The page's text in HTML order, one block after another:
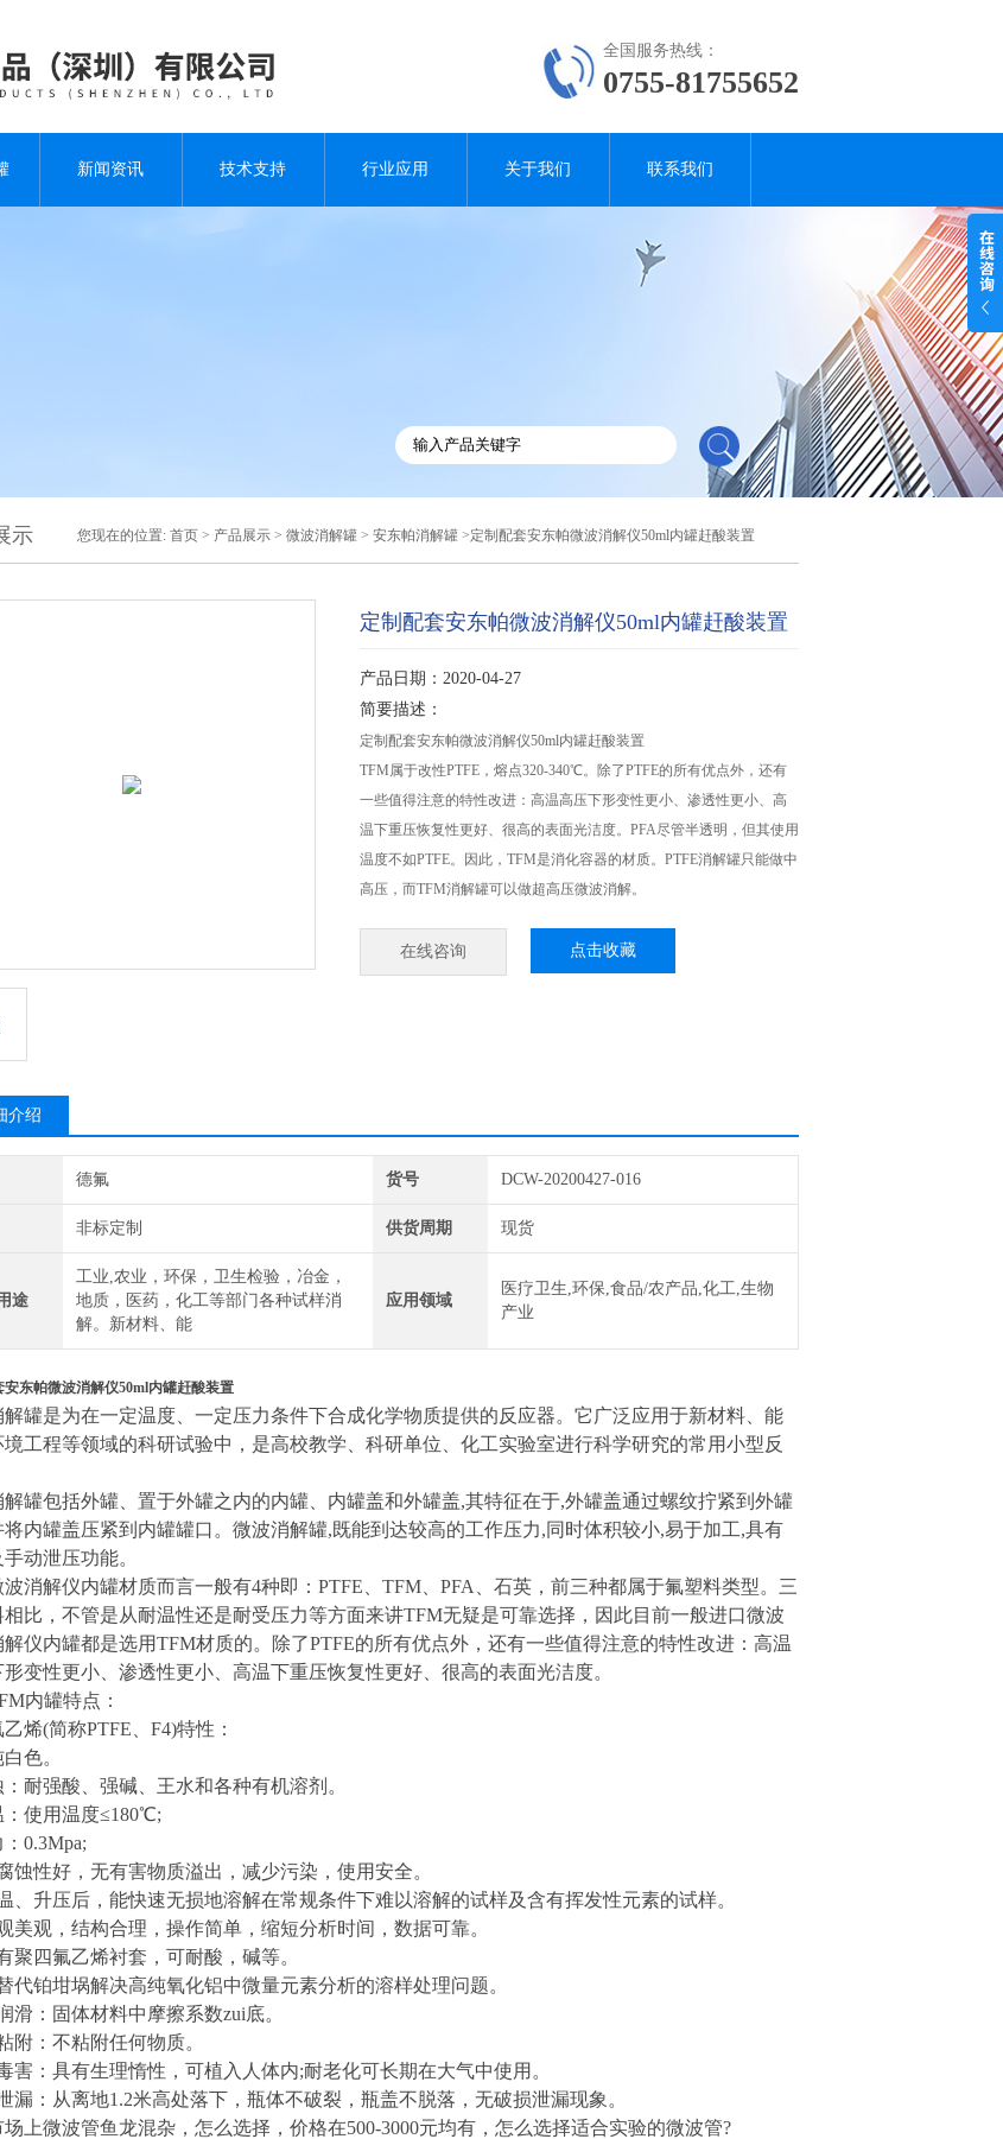
全国服务热线：
0755-81755652
新闻资讯 技术支持 行业应用 关于我们 联系我们
示 您现在的位置: 首页 > 产品展示 > 微波消解罐 > 安东帕消解罐 >定制配套安东帕微波消解仪50ml内罐赶酸装置
定制配套安东帕微波消解仪50ml内罐赶酸装置
产品日期：2020-04-27
简要描述：
定制配套安东帕微波消解仪50ml内罐赶酸装置
TFM属于改性PTFE，熔点320-340℃。除了PTFE的所有优点外，还有
一些值得注意的特性改进：高温高压下形变性更小、渗透性更小、高
温下重压恢复性更好、很高的表面光洁度。PFA尽管半透明，但其使用
温度不如PTFE。因此，TFM是消化容器的材质。PTFE消解罐只能做中
高压，而TFM消解罐可以做超高压微波消解。
在线咨询 点击收藏
介绍
德氟 货号 DCW-20200427-016
非标定制 供货周期 现货
途
工业,农业，环保，卫生检验，冶金，
地质，医药，化工等部门各种试样消
解。新材料、能
应用领域
医疗卫生,环保,食品/农产品,化工,生物
产业
安东帕微波消解仪50ml内罐赶酸装置
解罐是为在一定温度、一定压力条件下合成化学物质提供的反应器。它广泛应用于新材料、能
境工程等领域的科研试验中，是高校教学、科研单位、化工实验室进行科学研究的常用小型反
解罐包括外罐、置于外罐之内的内罐、内罐盖和外罐盖,其特征在于,外罐盖通过螺纹拧紧到外罐
将内罐盖压紧到内罐罐口。微波消解罐,既能到达较高的工作压力,同时体积较小,易于加工,具有
动泄压功能。
波消解仪内罐材质而言一般有4种即：PTFE、TFM、PFA、石英，前三种都属于氟塑料类型。三
相比，不管是从耐温性还是耐受压力等方面来讲TFM无疑是可靠选择，因此目前一般进口微波
解仪内罐都是选用TFM材质的。除了PTFE的所有优点外，还有一些值得注意的特性改进：高温
变性更小、渗透性更小、高温下重压恢复性更好、很高的表面光洁度。
内罐特点：
烯(简称PTFE、F4)特性：
色。
耐强酸、强碱、王水和各种有机溶剂。
：使用温度≤180℃;
0.3Mpa;
蚀性好，无有害物质溢出，减少污染，使用安全。
、升压后，能快速无损地溶解在常规条件下难以溶解的试样及含有挥发性元素的试样。
美观，结构合理，操作简单，缩短分析时间，数据可靠。
聚四氟乙烯衬套，可耐酸，碱等。
代铂坩埚解决高纯氧化铝中微量元素分析的溶样处理问题。
滑：固体材料中摩擦系数zui底。
附：不粘附任何物质。
害：具有生理惰性，可植入人体内;耐老化可长期在大气中使用。
漏：从离地1.2米高处落下，瓶体不破裂，瓶盖不脱落，无破损泄漏现象。
场上微波管鱼龙混杂，怎么选择，价格在500-3000元均有，怎么选择适合实验的微波管?